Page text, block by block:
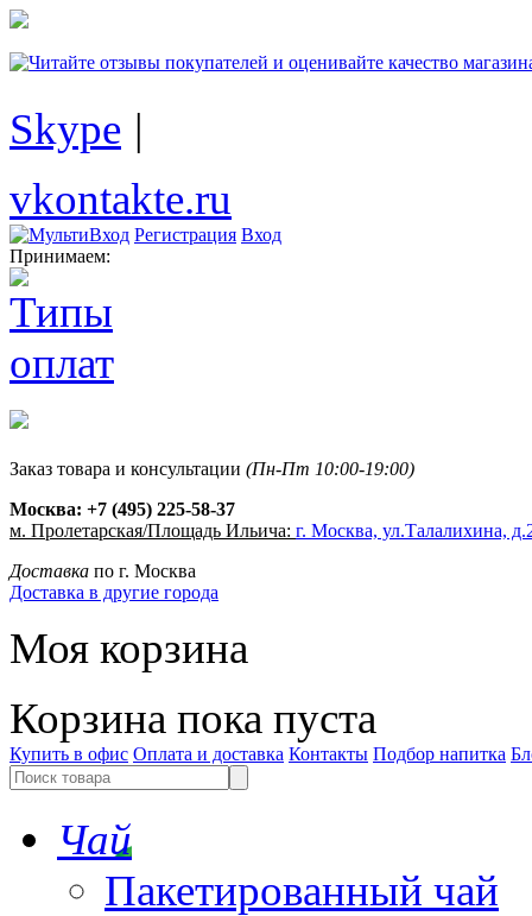
Skype |
vkontakte.ru
Регистрация Вход
Принимаем:
Заказ товара и консультации (Пн-Пт 10:00-19:00)
Москва: +7 (495) 225-58-37
м. Пролетарская/Площадь Ильича: г. Москва, ул.Талалихина,
Доставка по г. Москва
Доставка в другие города
Моя корзина
Корзина пока пуста
Купить в офис Оплата и доставка Контакты Подбор напитка
Чай
Пакетированный чай